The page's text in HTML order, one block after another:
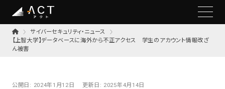
サイバーセキュリティ・ニュース
【上智大学】データベースに海外から不正アクセス 学生のアカウント情報改ざ
ん被害
公開日: 2024年1月12日 更新日: 2025年4月14日